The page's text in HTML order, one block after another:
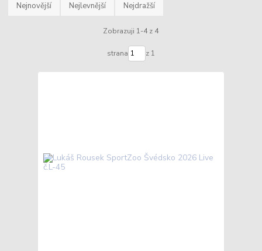
Nejnovější Nejlevnější Nejdražší
Zobrazuji 1-4 z 4
strana z 1